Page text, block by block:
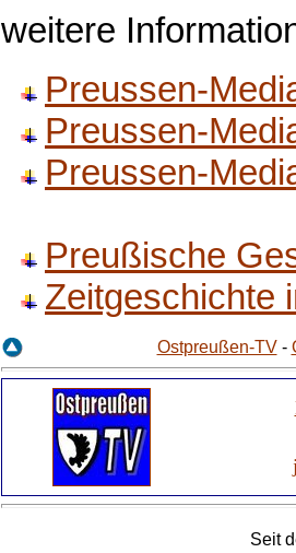
weitere
Preussen-
Preussen-
Preussen-
Preußische
Zeitgeschichte
Ostpreußen-TV-
Seit